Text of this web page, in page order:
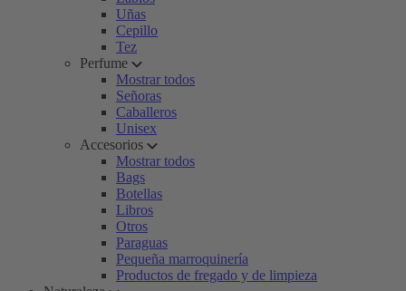
Uñas
Cepillo
Tez
Perfume
Mostrar todos
Señoras
Caballeros
Unisex
Accesorios
Mostrar todos
Bags
Botellas
Libros
Otros
Paraguas
Pequeña marroquinería
Productos de fregado y de limpieza